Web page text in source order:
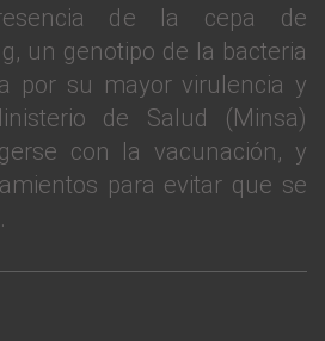
de la cepa de
un genotipo de la bacteria
por su mayor virulencia y
de Salud (Minsa)
con la vacunación, y
para evitar que se